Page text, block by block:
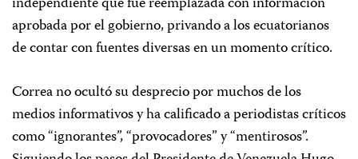
aprobada por el gobierno, privando a los ecuatorianos
de contar con fuentes diversas en un momento crítico.
Correa no ocultó su desprecio por muchos de los
medios informativos y ha calificado a periodistas críticos
como “ignorantes”, “provocadores” y “mentirosos”.